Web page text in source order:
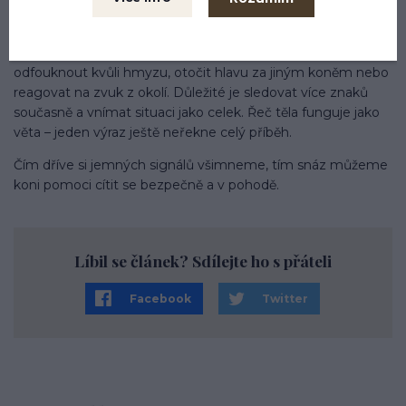
Důležité: Sledujte celý obrázek
odfouknout kvůli hmyzu, otočit hlavu za jiným koněm nebo
reagovat na zvuk z okolí. Důležité je sledovat více znaků
současně a vnímat situaci jako celek. Řeč těla funguje jako
věta – jeden výraz ještě neřekne celý příběh.
Čím dříve si jemných signálů všimneme, tím snáz můžeme
koni pomoci cítit se bezpečně a v pohodě.
Líbil se článek? Sdílejte ho s přáteli
Facebook Twitter